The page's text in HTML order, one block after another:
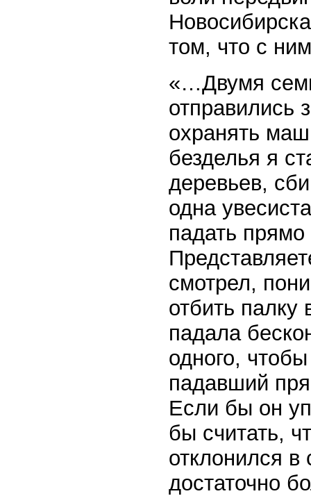
том, что с
«…Двумя
отправились
охранять
безделья я
деревьев,
одна
падать
смотрел,
отбить палку
падала
одного,
падавший
Если бы он
бы считать,
отклонился в
достаточно